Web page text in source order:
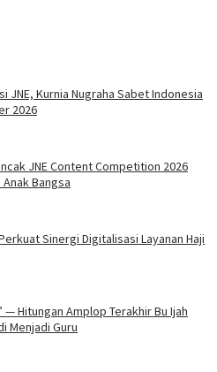
JNE, Kurnia Nugraha Sabet Indonesia
2026
JNE Content Competition 2026
Bangsa
Sinergi Digitalisasi Layanan Haji
— Hitungan Amplop Terakhir Bu Ijah
Menjadi Guru